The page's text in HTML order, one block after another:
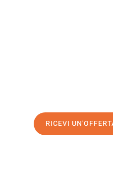
RICEVI